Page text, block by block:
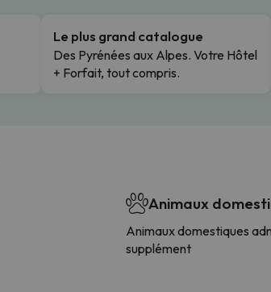
Le plus grand catalogue
Des Pyrénées aux Alpes. Votre Hôtel
+ Forfait, tout compris.
Animaux
Animaux domestiques
supplément